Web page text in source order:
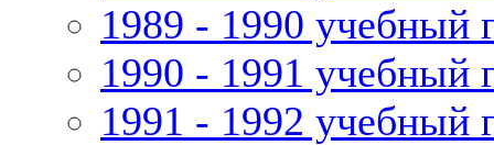
1989 - 1990 учебный
1990 - 1991 учебный
1991 - 1992 учебный